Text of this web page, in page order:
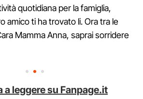
quotidiana per la famiglia,
amico ti ha trovato li. Ora tra le
Mamma Anna, saprai sorridere
a leggere su Fanpage.it